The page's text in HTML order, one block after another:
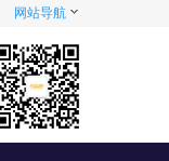
网站导航